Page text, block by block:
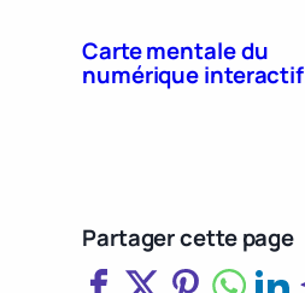
Carte mentale du
numérique interactif
Partager cette page